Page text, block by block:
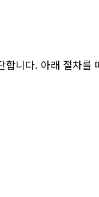
합니다. 아래 절차를